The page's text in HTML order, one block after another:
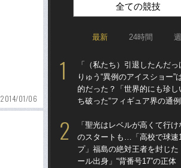
2014/01/06
全ての競技
最新 24時間
「（私たち）引退したんだっ
りゅう“異例のアイスショー”
的だった？「世界的にも珍し
ち破った“フィギュア界の通例
「聖光はレベルが高くて行
のスタートも…「高校で球速
プ」福島の絶対王者を封じた
ール出身」“背番号17”の正体